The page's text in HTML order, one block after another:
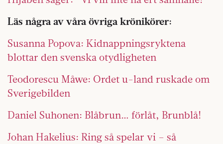
Läs några av våra övriga krönikörer:
Susanna Popova: Kidnappningsryktena
blottar den svenska otydligheten
Teodorescu Måwe: Ordet u-land ruskade om
Sverigebilden
Daniel Suhonen: Blåbrun… förlåt, Brunblå!
Johan Hakelius: Ring så spelar vi – så